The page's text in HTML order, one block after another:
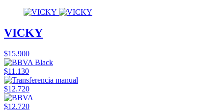
VICKY
$15.900
$11.130
$12.720
$12.720